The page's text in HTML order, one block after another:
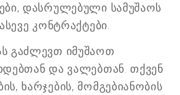
დასრულებული სამუშაოს
კონტრაქტები.
გაძლევთ იმუშაოთ
და ვალებთან. თქვენ
ხარჯების, მომგებიანობის